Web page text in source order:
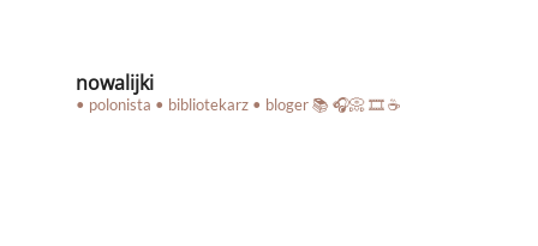
nowalijki
• polonista • bibliotekarz • bloger📚 🎧📀 🎞️ ☕️